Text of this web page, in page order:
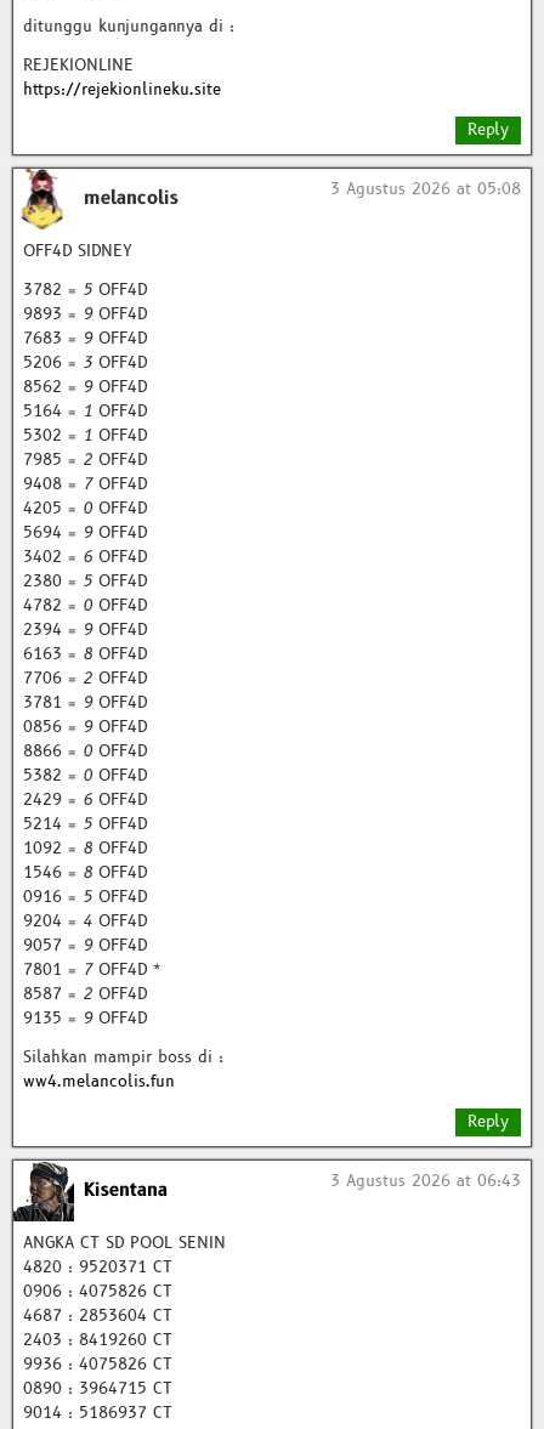
ditunggu kunjungannya di :
REJEKIONLINE
https://rejekionlineku.site
Reply
melancolis 3 Agustus 2026 at 05:08
OFF4D SIDNEY
3782 = 5 OFF4D
9893 = 9OFF4D
7683 = 9OFF4D
5206 = 3 OFF4D
8562 = 9OFF4D
5164 = 1 OFF4D
5302 = 1 OFF4D
7985 = 2 OFF4D
9408 = 7OFF4D
4205 = 0 OFF4D
5694 = 9OFF4D
3402 = 6 OFF4D
2380 = 5 OFF4D
4782 = 0 OFF4D
2394 = 9OFF4D
6163 = 8 OFF4D
7706 = 2 OFF4D
3781 = 9OFF4D
0856 = 9OFF4D
8866 = 0 OFF4D
5382 = 0 OFF4D
2429 = 6 OFF4D
5214 = 5 OFF4D
1092 = 8 OFF4D
1546 = 8 OFF4D
0916 = 5 OFF4D
9204 = 4 OFF4D
9057 = 9OFF4D
7801 = 7OFF4D *
8587 = 2 OFF4D
9135 = 9OFF4D
Silahkan mampir boss di :
ww4.melancolis.fun
Reply
Kisentana 3 Agustus 2026 at 06:43
ANGKA CT SD POOL SENIN
4820 : 9520371 CT
0906 : 4075826 CT
4687 : 2853604 CT
2403 : 8419260 CT
9936 : 4075826 CT
0890 : 3964715 CT
9014 : 5186937 CT